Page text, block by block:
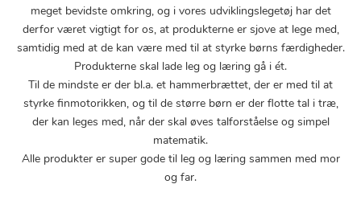
meget bevidste omkring, og i vores udviklingslegetøj har det
derfor været vigtigt for os, at produkterne er sjove at lege med,
samtidig med at de kan være med til at styrke børns færdigheder.
Produkterne skal lade leg og læring gå i ét.
Til de mindste er der bl.a. et hammerbrættet, der er med til at
styrke finmotorikken, og til de større børn er der flotte tal i træ,
der kan leges med, når der skal øves talforståelse og simpel
matematik.
Alle produkter er super gode til leg og læring sammen med mor
og far.